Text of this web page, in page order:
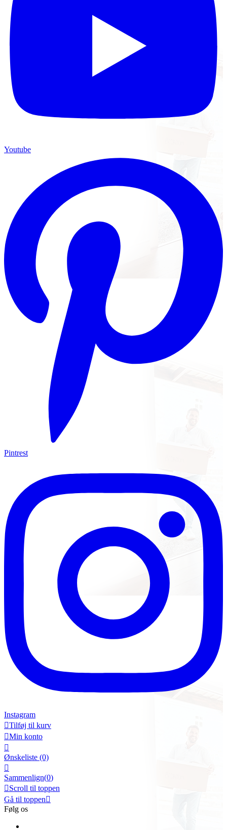
Youtube
Pintrest
Instagram
Tilføj til kurv
Min konto

Ønskeliste (0)

Sammenlign(0)
Scroll til toppen
Gå til toppen
Følg os